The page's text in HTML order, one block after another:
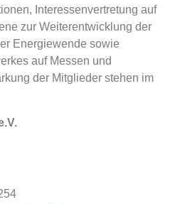
Interessenvertretung auf
zur Weiterentwicklung der
Energiewende sowie
auf Messen und
der Mitglieder stehen im